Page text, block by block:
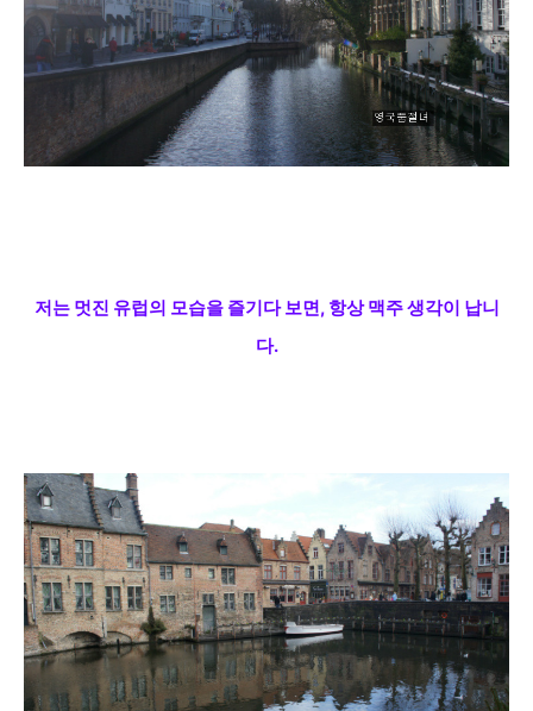
저는 멋진 유럽의 모습을 즐기다 보면, 항상 맥주 생각이 납니
다.